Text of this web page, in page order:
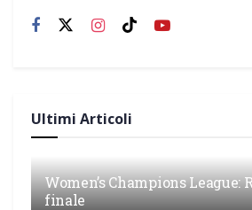
Ultimi Articoli
Women’s Champions League:
finale